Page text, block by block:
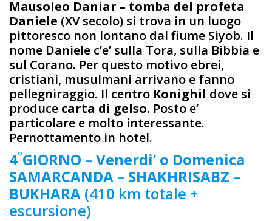
Mausoleo Daniar – tomba del profeta
Daniele (XV secolo) si trova in un luogo
pittoresco non lontano dal fiume Siyob. Il
nome Daniele c’e’ sulla Tora, sulla Bibbia e
sul Corano. Per questo motivo ebrei,
cristiani, musulmani arrivano e fanno
pellegniraggio. Il centro Konighil dove si
produce carta di gelso. Posto e’
particolare e molto interessante.
Pernottamento in hotel.
4ºGIORNO – Venerdi’ o Domenica
SAMARCANDA – SHAKHRISABZ –
BUKHARA (410 km totale +
escursione)